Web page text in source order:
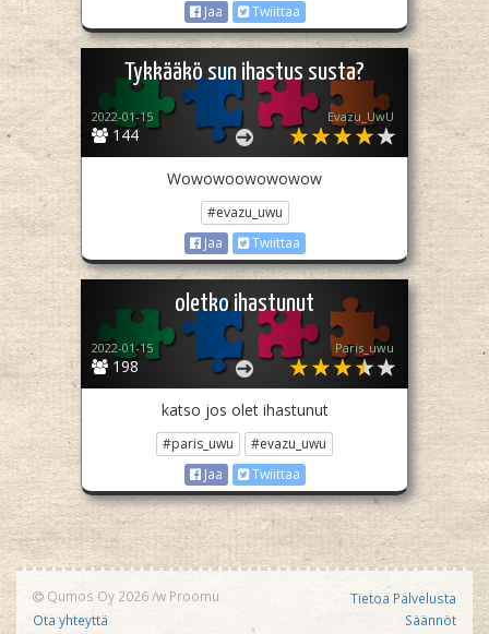
Jaa
Twiittaa
Tykkääkö sun ihastus susta?
144
2022-01-15 Evazu_UwU
Wowowoowowowow
#evazu_uwu
Jaa
Twiittaa
oletko ihastunut
198
2022-01-15 Paris_uwu
katso jos olet ihastunut
#paris_uwu
#evazu_uwu
Jaa
Twiittaa
Qumos Oy 2026/w Proomu
Ota yhteyttä
Tietoa Palvelusta
Säännöt